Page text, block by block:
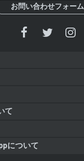
お問い合わせフォーム
て
について